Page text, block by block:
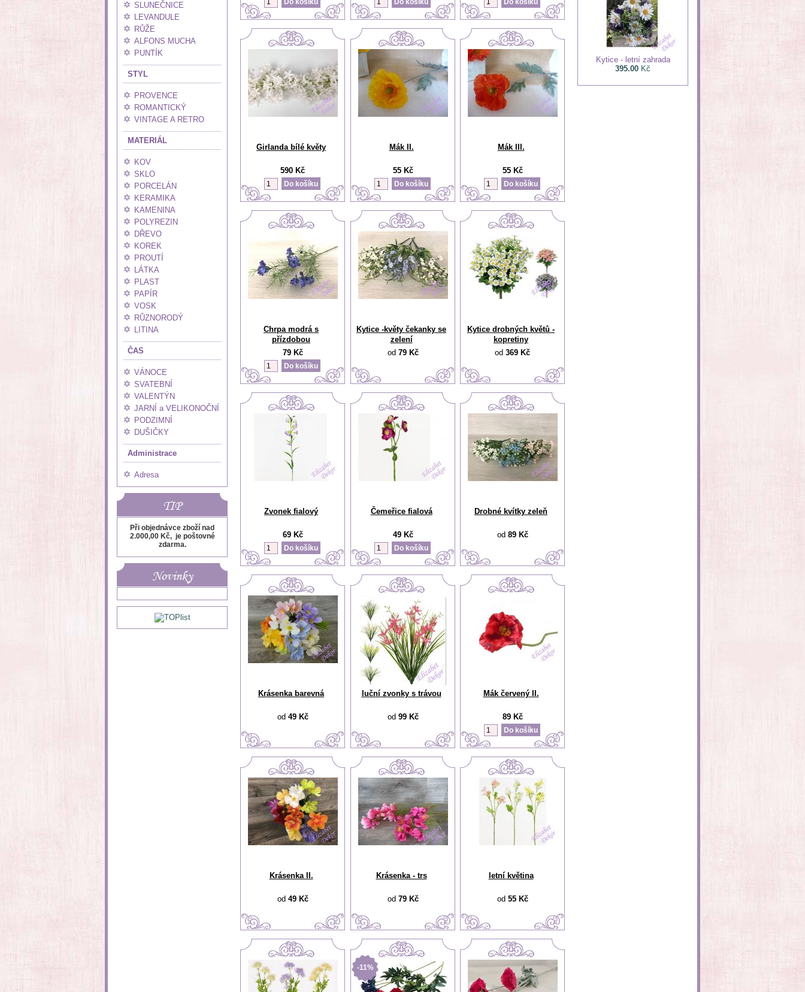
SLUNEČNICE
LEVANDULE
RŮŽE
ALFONS MUCHA
PUNTÍK
STYL
PROVENCE
ROMANTICKÝ
VINTAGE A RETRO
MATERIÁL
KOV
SKLO
PORCELÁN
KERAMIKA
KAMENINA
POLYREZIN
DŘEVO
KOREK
PROUTÍ
LÁTKA
PLAST
PAPÍR
VOSK
RŮZNORODÝ
LITINA
ČAS
VÁNOCE
SVATEBNÍ
VALENTÝN
JARNÍ a VELIKONOČNÍ
PODZIMNÍ
DUŠIČKY
Administrace
Adresa
TIP
Při objednávce zboží nad
2.000,00 Kč, je poštovné
zdarma.
Novinky
Girlanda bílé květy
590 Kč
Mák II.
55 Kč
Mák III.
55 Kč
Chrpa modrá s
přízdobou
79 Kč
Kytice -květy čekanky se
zelení
od 79 Kč
Kytice drobných květů -
kopretiny
od 369 Kč
Zvonek fialový
69 Kč
Čemeřice fialová
49 Kč
Drobné kvítky zeleň
od 89 Kč
Krásenka barevná
od 49 Kč
luční zvonky s trávou
od 99 Kč
Mák červený II.
89 Kč
Krásenka II.
od 49 Kč
Krásenka - trs
od 79 Kč
letní květina
od 55 Kč
-11%
Kytice - letní zahrada
395.00 Kč